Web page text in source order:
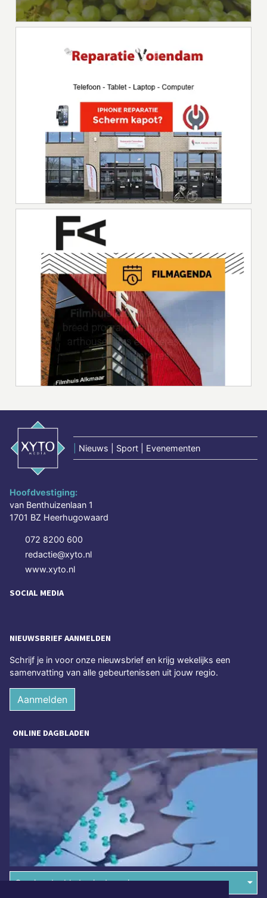
Nieuws | Sport | Evenementen
Hoofdvestiging:
van Benthuizenlaan 1
1701 BZ Heerhugowaard
072 8200 600
redactie@xyto.nl
www.xyto.nl
SOCIAL MEDIA
NIEUWSBRIEF AANMELDEN
Schrijf je in voor onze nieuwsbrief en krijg wekelijks een
samenvatting van alle gebeurtenissen uit jouw regio.
Aanmelden
ONLINE DAGBLADEN
Overige dagbladen in de regio